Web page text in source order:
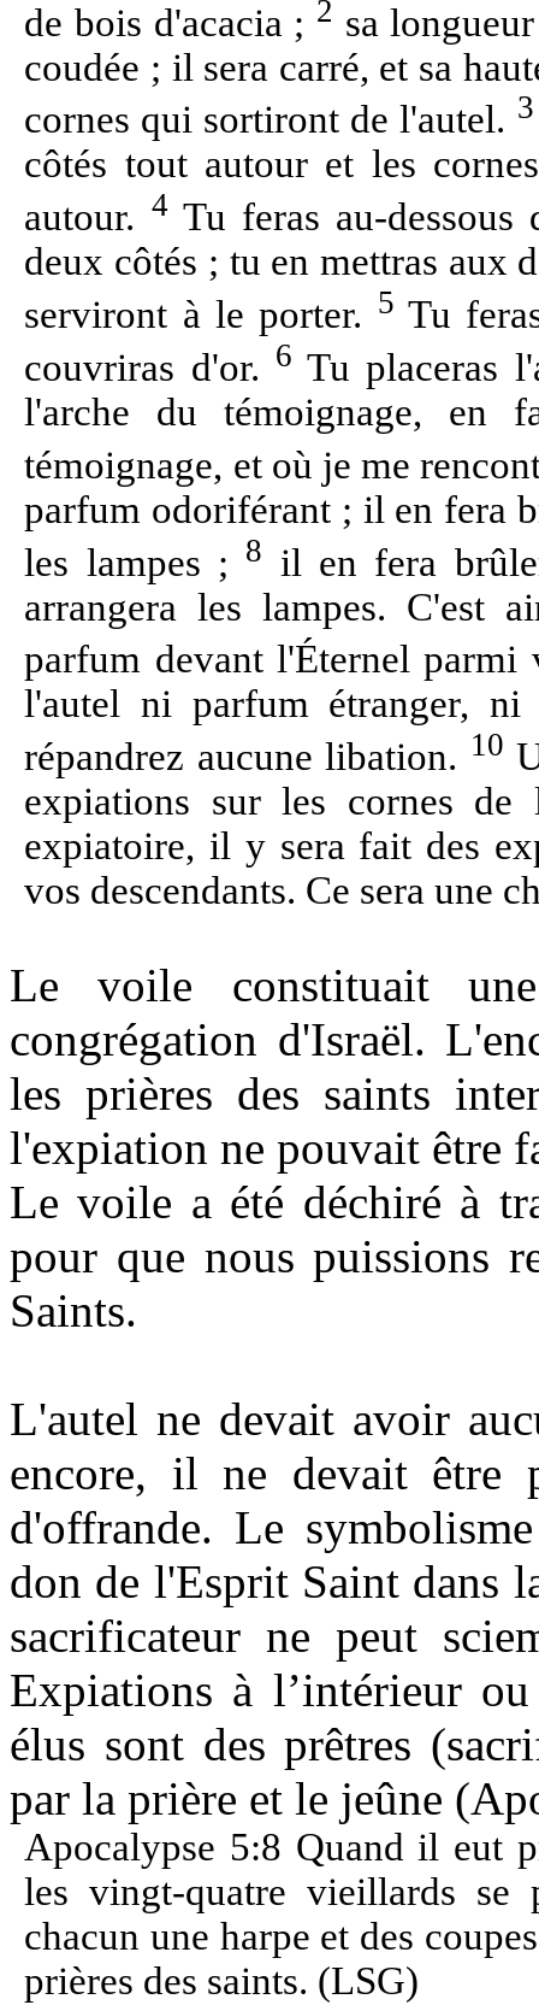
de bois d'acacia ; 2 sa
coudée ; il sera carré, et sa
cornes qui sortiront de l'autel. 3
côtés tout autour et les
autour. 4 Tu feras au-
deux côtés ; tu en mettras aux
serviront à le porter. 5 Tu
couvriras d'or. 6 Tu placeras
l'arche du témoignage, en
témoignage, et où je me
parfum odoriférant ; il en fera
les lampes ; 8 il en fera
arrangera les lampes. C'est
parfum devant l'Éternel parmi
l'autel ni parfum étranger,
répandrez aucune libation. 10
expiations sur les cornes
expiatoire, il y sera fait des
vos descendants. Ce sera une
Le voile constituait
congrégation d'Israël.
les prières des saints
l'expiation ne pouvait être
Le voile a été déchiré à
pour que nous puissions
Saints.
L'autel ne devait avoir
encore, il ne devait être
d'offrande. Le
don de l'Esprit Saint dans
sacrificateur ne peut
Expiations à l’intérieur
élus sont des prêtres
par la prière et le jeûne
Apocalypse 5:8 Quand il eut
les vingt-quatre vieillards se
chacun une harpe et des
prières des saints. (LSG)